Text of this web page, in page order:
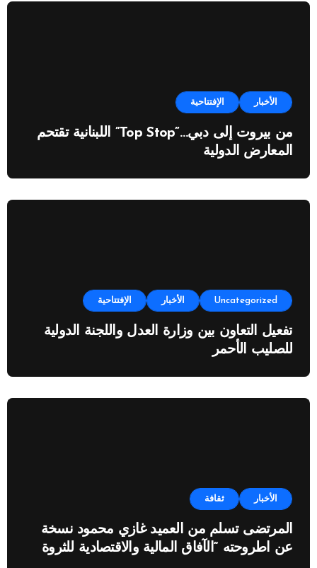
الأخبار الإفتتاحية
من بيروت إلى دبي…”Top Stop” اللبنانية تقتحم
المعارض الدولية
Uncategorized الأخبار الإفتتاحية
تفعيل التعاون بين وزارة العدل واللجنة الدولية
للصليب الأحمر
الأخبار ثقافة
المرتضى تسلم من العميد غازي محمود نسخة
عن اطروحته “الآفاق المالية والاقتصادية للثروة